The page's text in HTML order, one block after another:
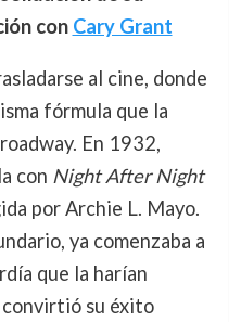
con Cary Grant
al cine, donde
fórmula que la
En 1932,
con Night After Night
por Archie L. Mayo.
ya comenzaba a
que la harían
convirtió su éxito